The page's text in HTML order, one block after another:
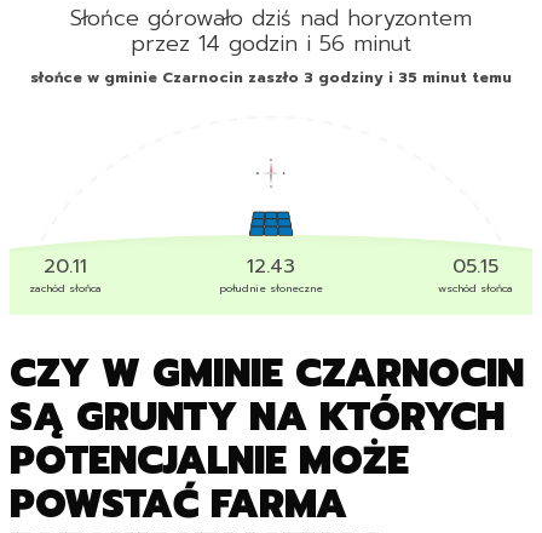
Słońce górowało dziś nad horyzontem
przez 14 godzin i 56 minut
słońce w gminie Czarnocin zaszło 3 godziny i 35 minut temu
20.11
zachód słońca
12.43
południe słoneczne
05.15
wschód słońca
CZY W GMINIE CZARNOCIN
SĄ GRUNTY NA KTÓRYCH
POTENCJALNIE MOŻE
POWSTAĆ FARMA